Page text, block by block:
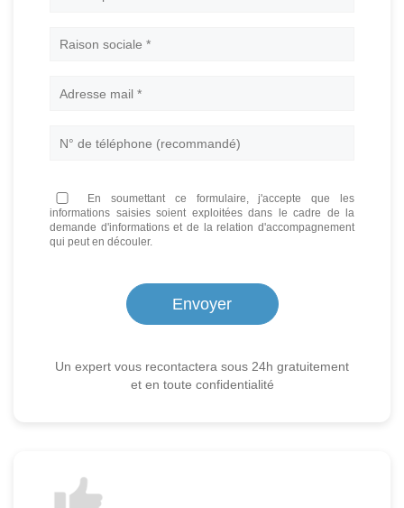
Nom
En soumettant ce formulaire, j'accepte que les
informations saisies soient exploitées dans le cadre de la
demande d'informations et de la relation d'accompagnement
qui peut en découler.
Un expert vous recontactera sous 24h gratuitement
et en toute confidentialité